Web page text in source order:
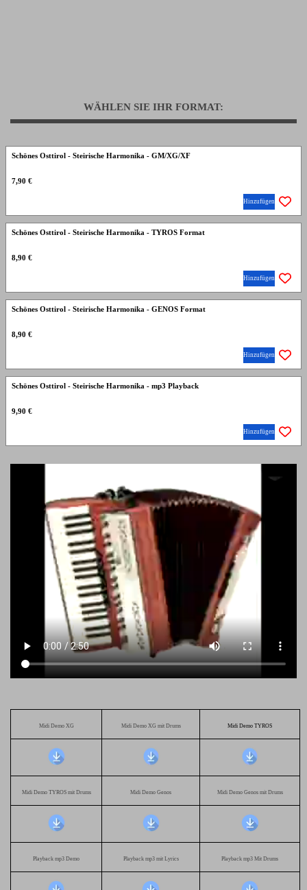
WÄHLEN SIE IHR FORMAT:
Schönes Osttirol - Steirische Harmonika - GM/XG/XF
7,90 €
Hinzufügen
Schönes Osttirol - Steirische Harmonika - TYROS Format
8,90 €
Hinzufügen
Schönes Osttirol - Steirische Harmonika - GENOS Format
8,90 €
Hinzufügen
Schönes Osttirol - Steirische Harmonika - mp3 Playback
9,90 €
Hinzufügen
Midi Demo XG Midi Demo XG mit Drums Midi Demo TYROS
Midi Demo TYROS mit Drums Midi Demo Genos Midi Demo Genos mit Drums
Playback mp3 Demo Playback mp3 mit Lyrics Playback mp3 Mit Drums